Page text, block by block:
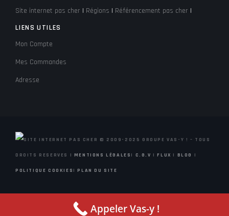
Site internet pas cher | Régions | Référencement pas cher |
LIENS UTILES
Mon Compte
Mes Commandes
Adresse
© 2009-2025 GROUPE VAS-Y ! – TOUS
DROITS RESERVES | MENTIONS LÉGALES | C.G.V |FLUX | BLOG |
POLITIQUE COOKIES |PLAN DU SITE
Appeler Vas-y !